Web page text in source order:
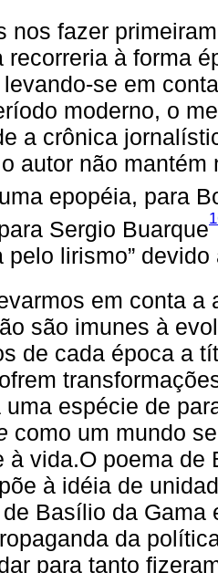
nos fazer
recorreria à forma
se em
moderno, o
a crônica
autor não
epopéia, para
Sergio Buarque
pelo lirismo”
em conta a
são imunes à
de cada época a
uma espécie de
como um mundo
à vida.O poema
à idéia de
Basílio da Gama
da
para tanto